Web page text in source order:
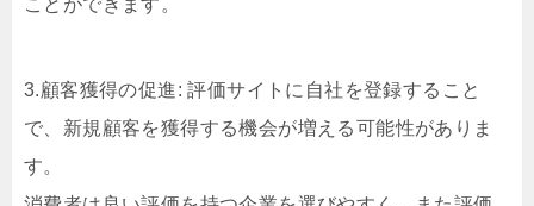
ことができます。
3.顧客獲得の促進: 評価サイトに自社を登録すること
で、新規顧客を獲得する機会が増える可能性がありま
す。